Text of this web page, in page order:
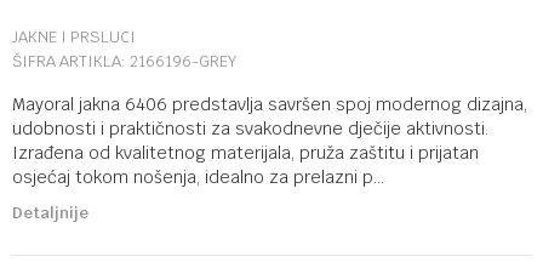
JAKNE I PRSLUCI
ŠIFRA ARTIKLA: 2166196-GREY
Mayoral jakna 6406 predstavlja savršen spoj modernog dizajna,
udobnosti i praktičnosti za svakodnevne dječije aktivnosti.
Izrađena od kvalitetnog materijala, pruža zaštitu i prijatan
osjećaj tokom nošenja, idealno za prelazni p...
Detaljnije